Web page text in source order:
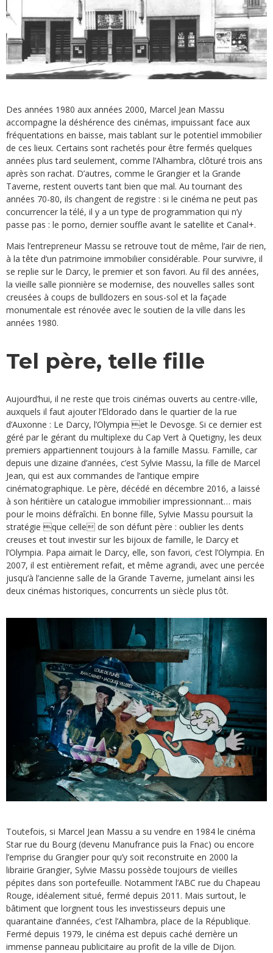
Des années 1980 aux années 2000, Marcel Jean Massu
accompagne la déshérence des cinémas, impuissant face aux
fréquentations en baisse, mais tablant sur le potentiel immobilier
de ces lieux. Certains sont rachetés pour être fermés quelques
années plus tard seulement, comme l’Alhambra, clôturé trois ans
après son rachat. D’autres, comme le Grangier et la Grande
Taverne, restent ouverts tant bien que mal. Au tournant des
années 70-80, ils changent de registre : si le cinéma ne peut pas
concurrencer la télé, il y a un type de programmation qui n’y
passe pas : le porno, dernier souffle avant le satellite et Canal+.
Mais l’entrepreneur Massu se retrouve tout de même, l’air de rien,
à la tête d’un patrimoine immobilier considérable. Pour survivre, il
se replie sur le Darcy, le premier et son favori. Au fil des années,
la vieille salle pionnière se modernise, des nouvelles salles sont
creusées à coups de bulldozers en sous-sol et la façade
monumentale est rénovée avec le soutien de la ville dans les
années 1980.
Tel père, telle fille
Aujourd’hui, il ne reste que trois cinémas ouverts au centre-ville,
auxquels il faut ajouter l’Eldorado dans le quartier de la rue
d’Auxonne : Le Darcy, l’Olympia et le Devosge. Si ce dernier est
géré par le gérant du multiplexe du Cap Vert à Quetigny, les deux
premiers appartiennent toujours à la famille Massu. Famille, car
depuis une dizaine d’années, c’est Sylvie Massu, la fille de Marcel
Jean, qui est aux commandes de l’antique empire
cinématographique. Le père, décédé en décembre 2016, a laissé
à son héritière un catalogue immobilier impressionnant… mais
pour le moins défraîchi. En bonne fille, Sylvie Massu poursuit la
stratégie que celle de son défunt père : oublier les dents
creuses et tout investir sur les bijoux de famille, le Darcy et
l’Olympia. Papa aimait le Darcy, elle, son favori, c’est l’Olympia. En
2007, il est entièrement refait, et même agrandi, avec une percée
jusqu’à l’ancienne salle de la Grande Taverne, jumelant ainsi les
deux cinémas historiques, concurrents un siècle plus tôt.
Toutefois, si Marcel Jean Massu a su vendre en 1984 le cinéma
Star rue du Bourg (devenu Manufrance puis la Fnac) ou encore
l’emprise du Grangier pour qu’y soit reconstruite en 2000 la
librairie Grangier, Sylvie Massu possède toujours de vieilles
pépites dans son portefeuille. Notamment l’ABC rue du Chapeau
Rouge, idéalement situé, fermé depuis 2011. Mais surtout, le
bâtiment que lorgnent tous les investisseurs depuis une
quarantaine d’années, c’est l’Alhambra, place de la République.
Fermé depuis 1979, le cinéma est depuis caché derrière un
immense panneau publicitaire au profit de la ville de Dijon.